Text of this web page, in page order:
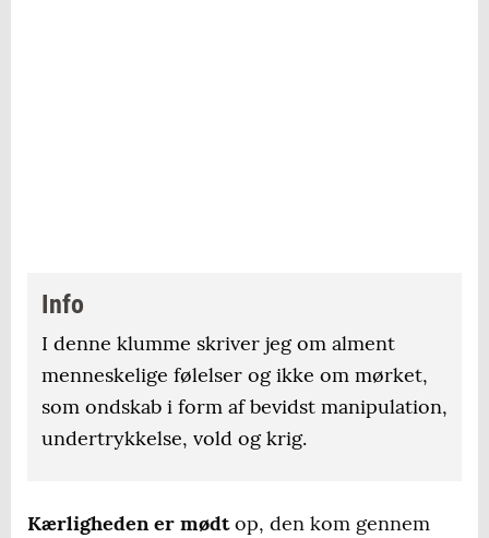
Info
I denne klumme skriver jeg om alment
menneskelige følelser og ikke om mørket,
som ondskab i form af bevidst manipulation,
undertrykkelse, vold og krig.
Kærligheden er mødtop, den kom gennem